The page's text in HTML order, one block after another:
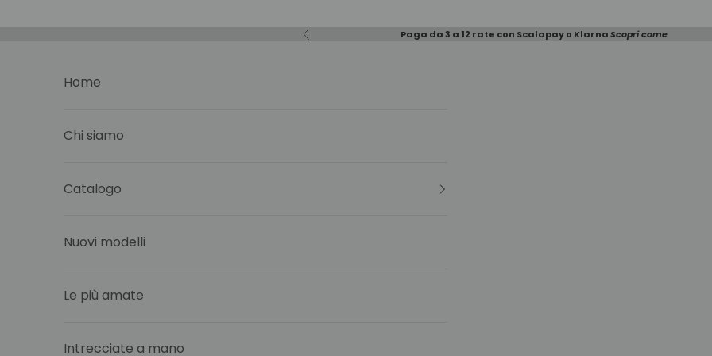
Precedente Paga da 3 a 12 rate con Scalapay o KlarnaScopri come
Home
Chi siamo
Catalogo
Nuovi modelli
Le più amate
Intrecciate a mano